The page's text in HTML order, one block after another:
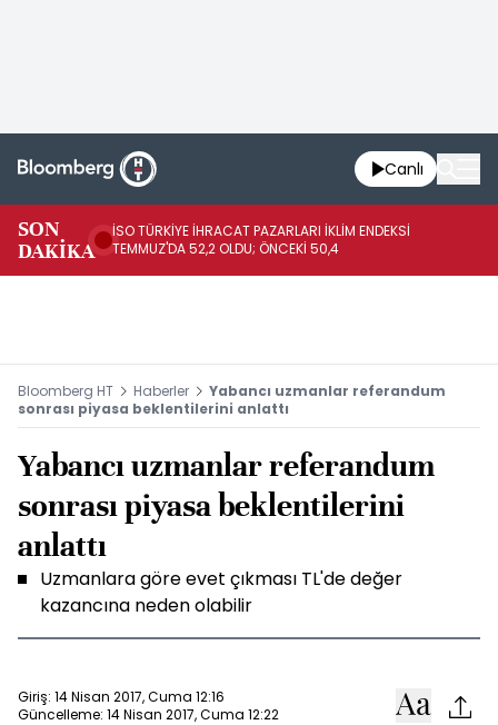
Canlı
SON
DAKİKA
İSO TÜRKİYE İHRACAT PAZARLARI İKLİM ENDEKSİ
TEMMUZ'DA 52,2 OLDU; ÖNCEKİ 50,4
Bloomberg HT Haberler
Yabancı uzmanlar referandum
sonrası piyasa beklentilerini anlattı
Yabancı uzmanlar referandum
sonrası piyasa beklentilerini
anlattı
Uzmanlara göre evet çıkması TL'de değer
kazancına neden olabilir
Giriş: 14 Nisan 2017, Cuma 12:16
Güncelleme: 14 Nisan 2017, Cuma 12:22